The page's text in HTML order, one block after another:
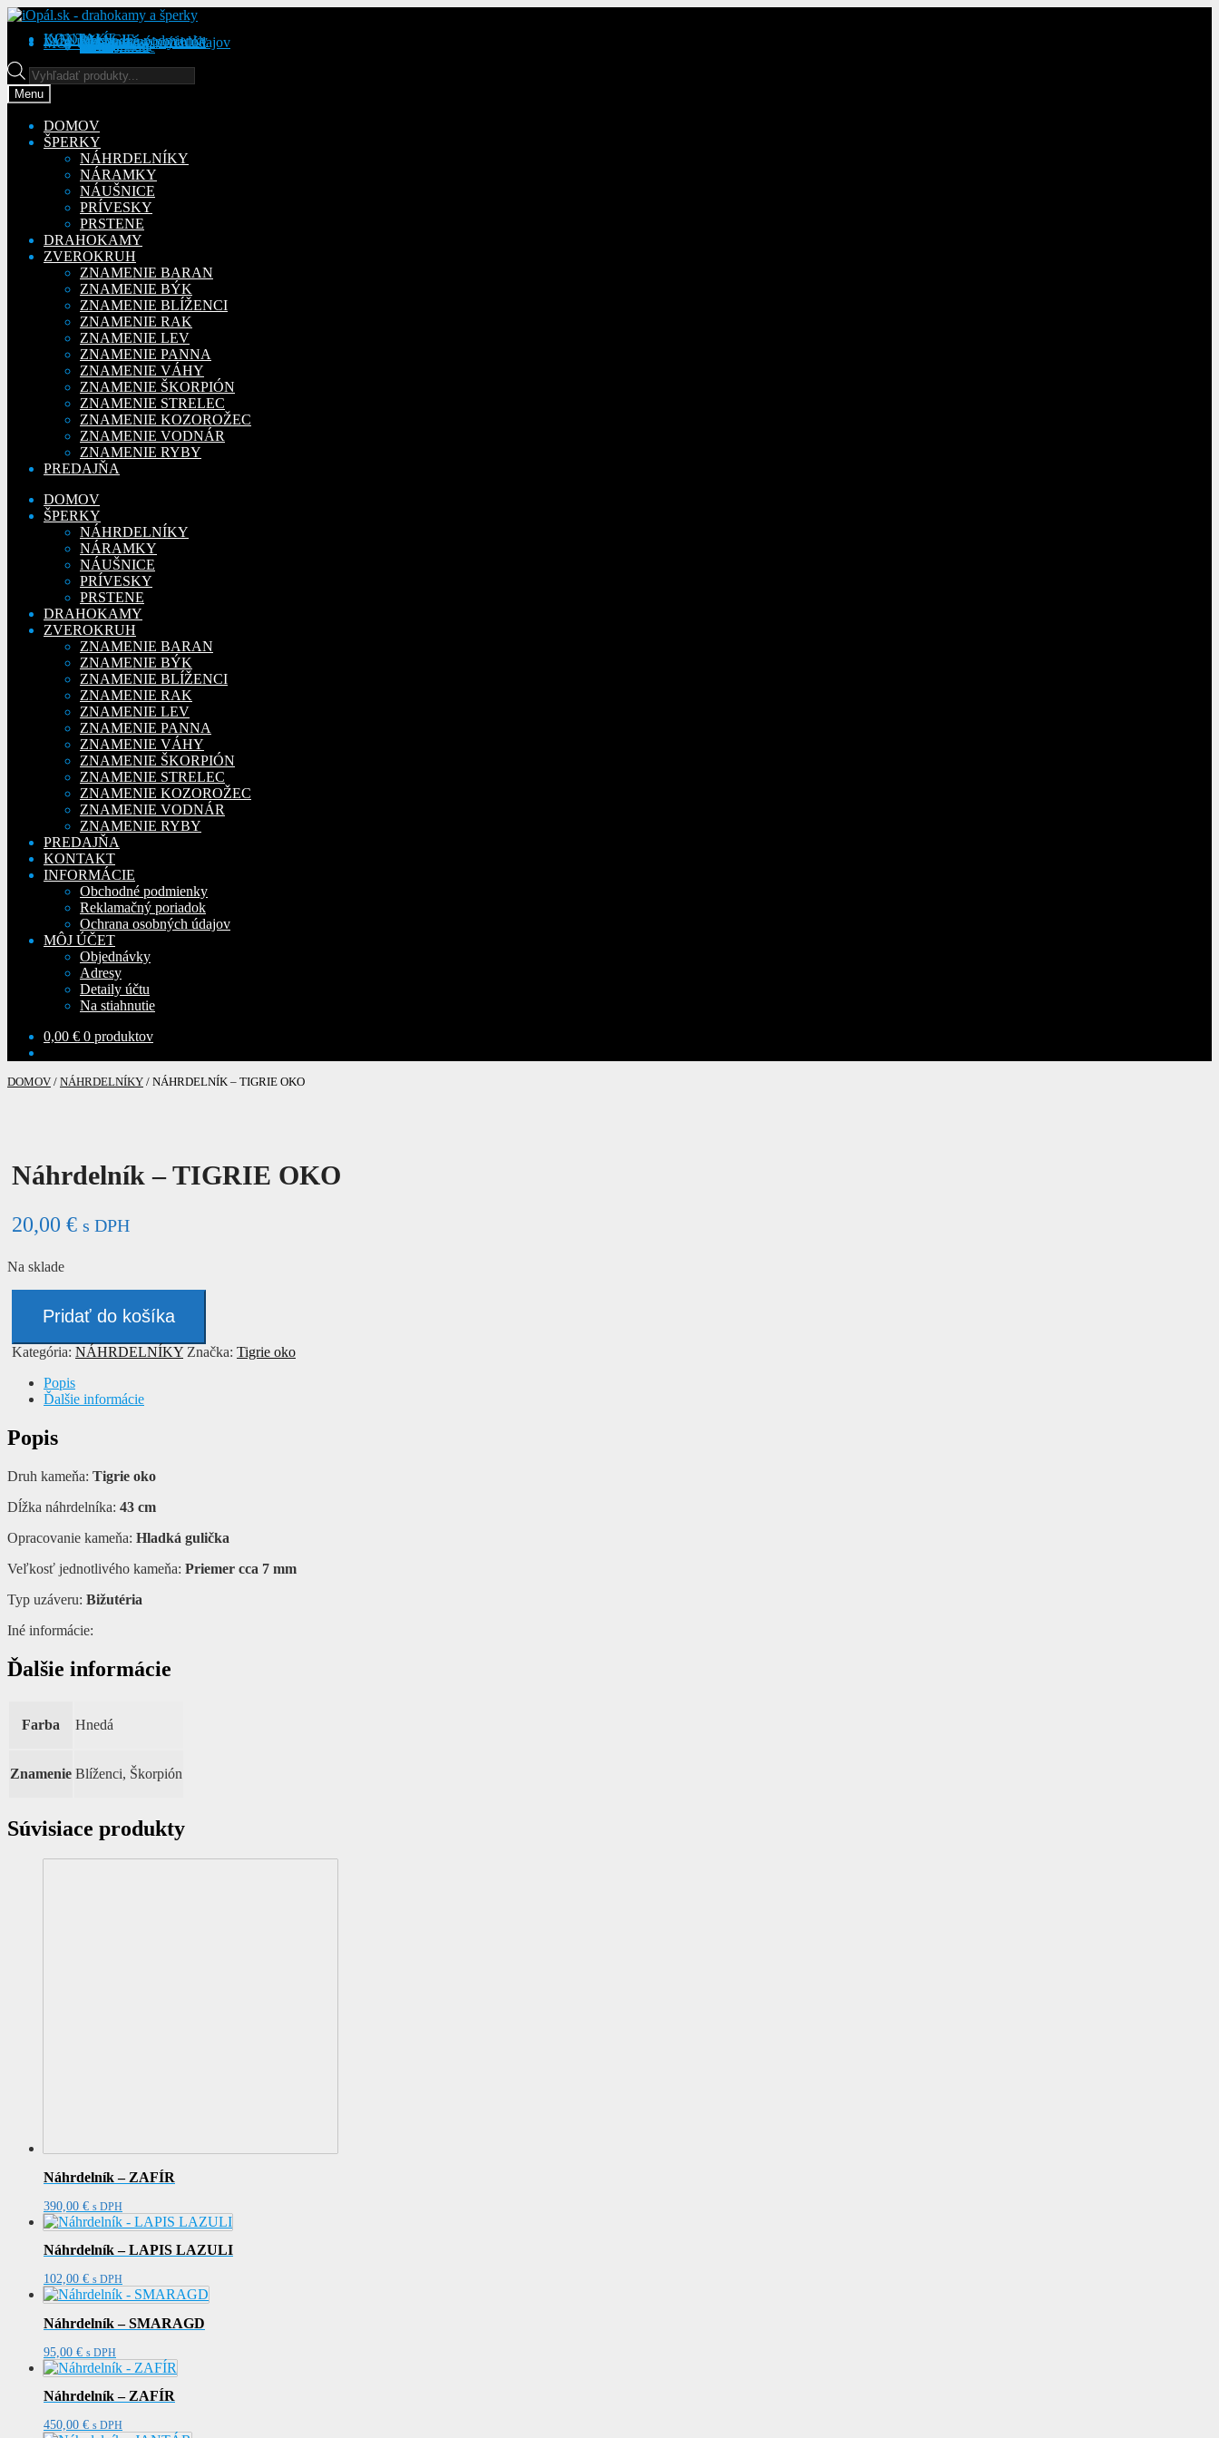
Preskočiť
navigáciu
Preskočiť
obsah
KONTAKT
INFORMÁCIE
Obchodné podmienky
Reklamačný poriadok
Ochrana osobných údajov
MÔJ ÚČETObjednávky
Adresy
Detaily účtu
Na stiahnutie
Products
search
Menu
DOMOV
ŠPERKY
NÁHRDELNÍKY
NÁRAMKY
NÁUŠNICE
PRÍVESKY
PRSTENE
DRAHOKAMY
ZVEROKRUH
ZNAMENIE BARAN
ZNAMENIE BÝK
ZNAMENIE BLÍŽENCI
ZNAMENIE RAK
ZNAMENIE LEV
ZNAMENIE PANNA
ZNAMENIE VÁHY
ZNAMENIE ŠKORPIÓN
ZNAMENIE STRELEC
ZNAMENIE KOZOROŽEC
ZNAMENIE VODNÁR
ZNAMENIE RYBY
PREDAJŇA
DOMOV
ŠPERKY
NÁHRDELNÍKY
NÁRAMKY
NÁUŠNICE
PRÍVESKY
PRSTENE
DRAHOKAMY
ZVEROKRUH
ZNAMENIE BARAN
ZNAMENIE BÝK
ZNAMENIE BLÍŽENCI
ZNAMENIE RAK
ZNAMENIE LEV
ZNAMENIE PANNA
ZNAMENIE VÁHY
ZNAMENIE ŠKORPIÓN
ZNAMENIE STRELEC
ZNAMENIE KOZOROŽEC
ZNAMENIE VODNÁR
ZNAMENIE RYBY
PREDAJŇA
KONTAKT
INFORMÁCIE
Obchodné podmienky
Reklamačný poriadok
Ochrana osobných údajov
MÔJ ÚČET
Objednávky
Adresy
Detaily účtu
Na stiahnutie
0,00 € 0 produktov
DOMOV / NÁHRDELNÍKY / NÁHRDELNÍK – TIGRIE OKO
Náhrdelník – TIGRIE OKO
20,00 € s DPH
Na sklade
Náhrdelník
TIGRIE
OKO
Pridať do košíka
Kategória: NÁHRDELNÍKY Značka: Tigrie oko
Popis
Ďalšie informácie
Popis
Druh kameňa: Tigrie oko
Dĺžka náhrdelníka: 43 cm
Opracovanie kameňa: Hladká gulička
Veľkosť jednotlivého kameňa: Priemer cca 7 mm
Typ uzáveru: Bižutéria
Iné informácie:
Ďalšie informácie
Farba Hnedá
Znamenie Blíženci, Škorpión
Súvisiace produkty
Náhrdelník – ZAFÍR
390,00 € s DPH
Náhrdelník – LAPIS LAZULI
102,00 € s DPH
Náhrdelník – SMARAGD
95,00 € s DPH
Náhrdelník – ZAFÍR
450,00 € s DPH